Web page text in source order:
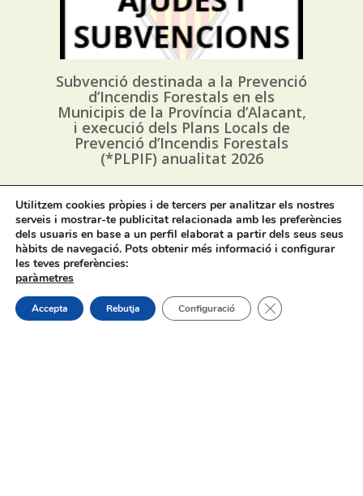
Subvenció destinada a la Prevenció
d’Incendis Forestals en els
Municipis de la Província d’Alacant,
i execució dels Plans Locals de
Prevenció d’Incendis Forestals
(*PLPIF) anualitat 2026
01/08/2026
Utilitzem cookies pròpies i de tercers per analitzar els nostres
serveis i mostrar-te publicitat relacionada amb les preferències
dels usuaris en base a un perfil elaborat a partir dels seus seus
hàbits de navegació. Pots obtenir més informació i configurar
les teves preferències:
paràmetres
Accepta Rebutja Configuració Tanca el bàner de